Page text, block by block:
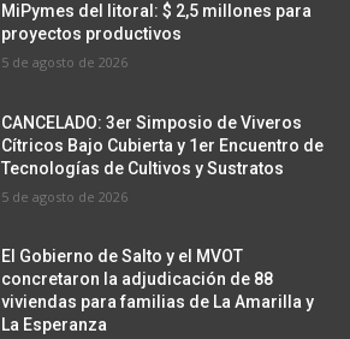
MiPymes del litoral: $ 2,5 millones para
proyectos productivos
5 de agosto de 2026
CANCELADO: 3er Simposio de Viveros
Cítricos Bajo Cubierta y 1er Encuentro de
Tecnologías de Cultivos y Sustratos
5 de agosto de 2026
El Gobierno de Salto y el MVOT
concretaron la adjudicación de 88
viviendas para familias de La Amarilla y
La Esperanza